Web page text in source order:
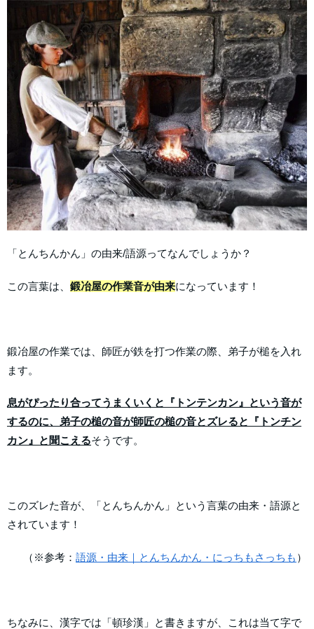
「とんちんかん」の由来/語源ってなんでしょうか？
この言葉は、 鍛冶屋の作業音が由来になっています！
鍛冶屋の作業では、師匠が鉄を打つ作業の際、弟子が槌を入れ
ます。
息がぴったり合ってうまくいくと『トンテンカン』という音が
するのに、弟子の槌の音が師匠の槌の音とズレると『トンチン
カン』と聞こえるそうです。
このズレた音が、「とんちんかん」という言葉の由来・語源と
されています！
（※参考： 語源・由来｜とんちんかん・にっちもさっちも ）
ちなみに、漢字では「頓珍漢」と書きますが、これは当て字で